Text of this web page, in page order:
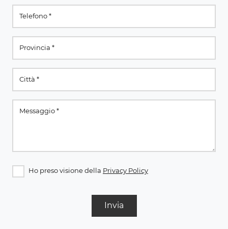
Ho preso visione della Privacy Policy
Invia